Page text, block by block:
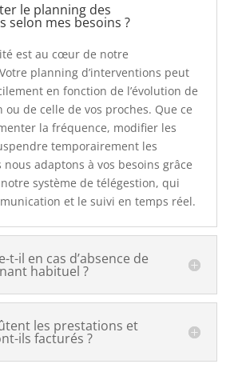
le planning des
selon mes besoins ?
est au cœur de notre
planning d’interventions peut
en fonction de l’évolution de
de celle de vos proches. Que ce
la fréquence, modifier les
temporairement les
nous adaptons à vos besoins grâce
système de télégestion, qui
et le suivi en temps réel.
t-il en cas d’absence de
habituel ?
les prestations et
ils facturés ?